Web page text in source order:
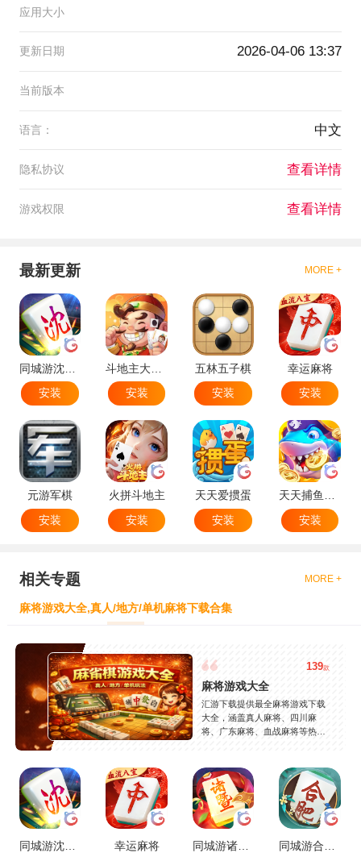
应用大小
更新日期 2026-04-06 13:37
当前版本
语言： 中文
隐私协议 查看详情
游戏权限 查看详情
最新更新 MORE +
同城游沈阳麻将
安装
安装
五林五子棋
安装
幸运麻将
安装
元游军棋
安装
火拼斗地主
安装
天天爱掼蛋
安装
安装
相关专题 MORE +
麻将游戏大全,真人/地方/单机麻将下载合集
139款
麻将游戏大全
汇游下载提供最全麻将游戏下载
大全，涵盖真人麻将、四川麻
将、广东麻将、血战麻将等热门
富，安全稳定，持续更新。
同城游沈阳麻将 幸运麻将 同城游诸暨包麻将